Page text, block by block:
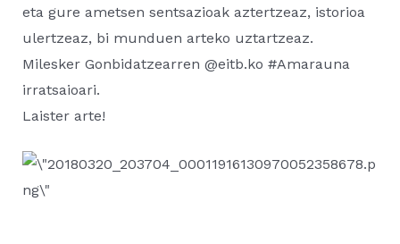
eta gure ametsen sentsazioak aztertzeaz, istorioa
ulertzeaz, bi munduen arteko uztartzeaz.
Milesker Gonbidatzearren @eitb.ko #Amarauna
irratsaioari.
Laister arte!